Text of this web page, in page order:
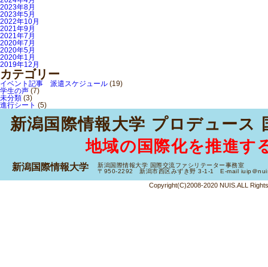
2023年8月
2023年5月
2022年10月
2021年9月
2021年7月
2020年7月
2020年5月
2020年1月
2019年12月
カテゴリー
イベント記事 派遣スケジュール (19)
学生の声 (7)
未分類 (3)
進行シート (5)
新潟国際情報大学 プロデュース
地域の国際化を推進す
新潟国際情報大学
新潟国際情報大学 国際交流ファシリテーター事務室
〒950-2292 新潟市西区みずき野 3-1-1 E-mail iuip＠
Copyright(C)2008-2020 NUIS.ALL